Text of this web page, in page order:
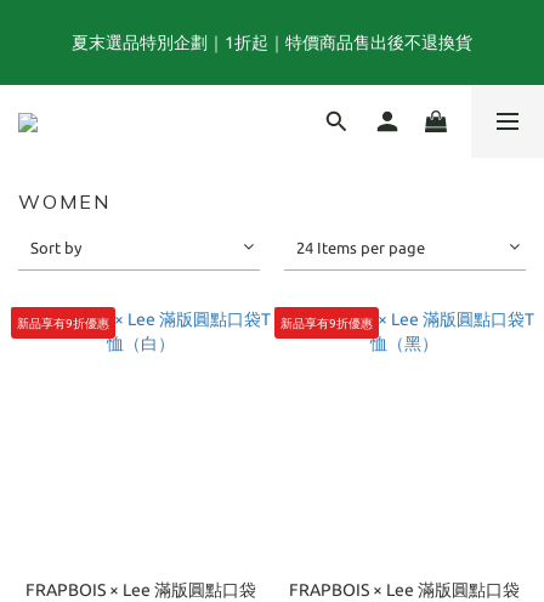
夏末選品特別企劃｜1折起｜特價商品售出後不退換貨
夏末選品特別企劃｜1折起｜特價商品售出後不退換貨
FINAL SUMMER SALE｜當季商品6折起, 滿3件再享85折｜特價商
TOGA x NTS capsule collection will be launching on 31st JULY
WOMEN
Sort by 24 Items per page
新品享有9折優惠
FRAPBOIS × Lee 滿版圓點口袋
新品享有9折優惠
FRAPBOIS × Lee 滿版圓點口袋